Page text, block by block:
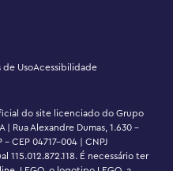
de UsoAcessibilidade
do site licenciado do Grupo
| Rua Alexandre Dumas, 1.630 -
CEP 04717-004 | CNPJ
115.012.872.118. É necessário ter